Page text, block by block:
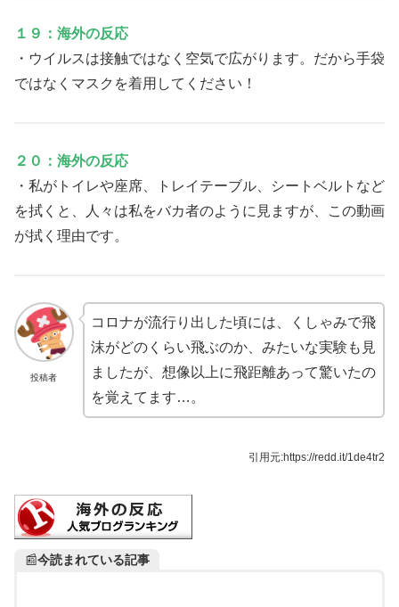
１９：海外の反応
・ウイルスは接触ではなく空気で広がります。だから手袋
ではなくマスクを着用してください！
２０：海外の反応
・私がトイレや座席、トレイテーブル、シートベルトなど
を拭くと、人々は私をバカ者のように見ますが、この動画
が拭く理由です。
投稿者
コロナが流行り出した頃には、くしゃみで飛
沫がどのくらい飛ぶのか、みたいな実験も見
ましたが、想像以上に飛距離あって驚いたの
を覚えてます…。
引用元:https://redd.it/1de4tr2
📰今読まれている記事